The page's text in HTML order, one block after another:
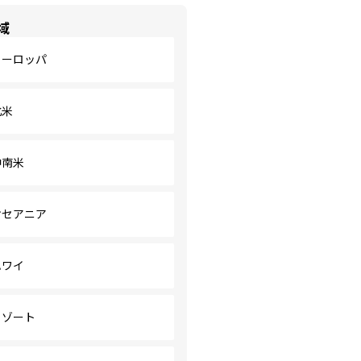
ロッパ
米
アニア
イ
ート